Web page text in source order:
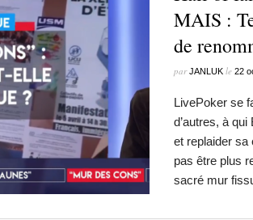
MAIS :
de
parJANLUK le 22
LivePoker se
d’autres, à
et replaider sa
pas être plus
sacré mur